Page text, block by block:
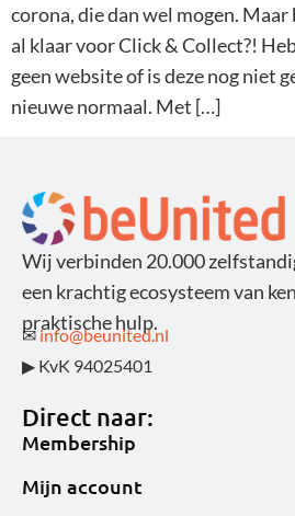
corona, die dan wel mogen.
al klaar voor Click & Collect?!
geen website of is deze nog niet
nieuwe normaal. Met […]
Wij verbinden 20.000
een krachtig ecosysteem van
praktische hulp.
✉ info@beunited.nl
▶ KvK 94025401
Direct naar:
Membership
Mijn account